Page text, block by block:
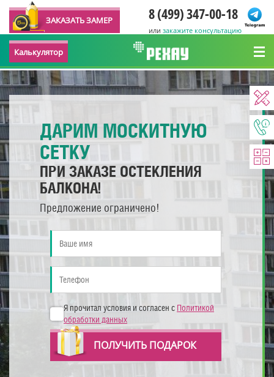
ЗАКАЗАТЬ ЗАМЕР 8 (499) 347-00-18
или закажите консультацию
Калькулятор
ДАРИМ МОСКИТНУЮ
СЕТКУ
ПРИ ЗАКАЗЕ ОСТЕКЛЕНИЯ
БАЛКОНА!
Предложение ограничено!
Я прочитал условия и согласен с Политикой
обработки данных
ПОЛУЧИТЬ ПОДАРОК